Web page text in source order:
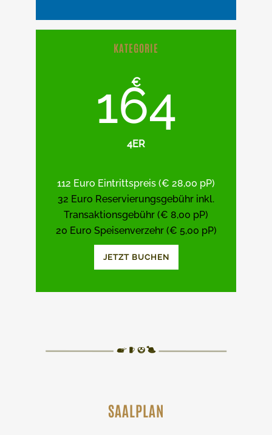
KATEGORIE
€
164
4ER
112 Euro Eintrittspreis (€ 28,00 pP)
32 Euro Reservierungsgebühr inkl.
Transaktionsgebühr (€ 8,00 pP)
20 Euro Speisenverzehr (€ 5,00 pP)
JETZT BUCHEN
SAALPLAN